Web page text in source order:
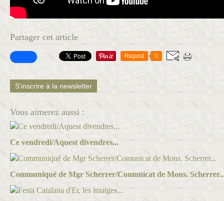
Partager cet article
Repost 0
S'inscrire à la newsletter
Vous aimerez aussi :
Ce vendredi/Aquest divendres...
Communiqué de Mgr Scherrer/Comunicat de Mons.